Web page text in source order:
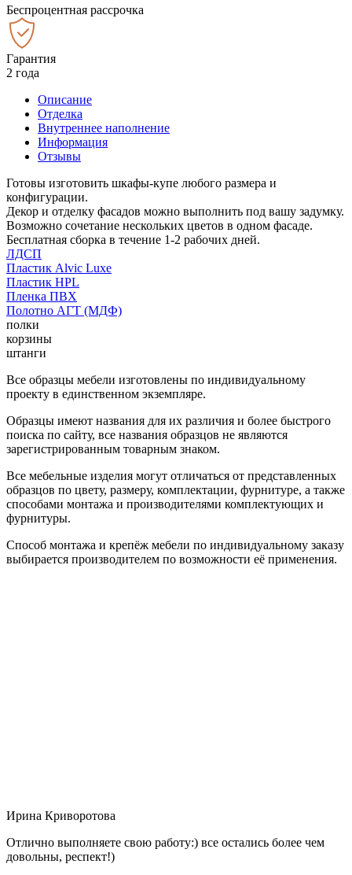
Беспроцентная рассрочка
Гарантия
2 года
Описание
Отделка
Внутреннее наполнение
Информация
Отзывы
Готовы изготовить шкафы-купе любого размера и
конфигурации.
Декор и отделку фасадов можно выполнить под вашу задумку.
Возможно сочетание нескольких цветов в одном фасаде.
Бесплатная сборка в течение 1-2 рабочих дней.
ЛДСП
Пластик Alvic Luxe
Пластик HPL
Пленка ПВХ
Полотно АГТ (МДФ)
полки
корзины
штанги
Все образцы мебели изготовлены по индивидуальному
проекту в единственном экземпляре.
Образцы имеют названия для их различия и более быстрого
поиска по сайту, все названия образцов не являются
зарегистрированным товарным знаком.
Все мебельные изделия могут отличаться от представленных
образцов по цвету, размеру, комплектации, фурнитуре, а также
способами монтажа и производителями комплектующих и
фурнитуры.
Способ монтажа и крепёж мебели по индивидуальному заказу
выбирается производителем по возможности её применения.
Ирина Криворотова
Отлично выполняете свою работу:) все остались более чем
довольны, респект!)